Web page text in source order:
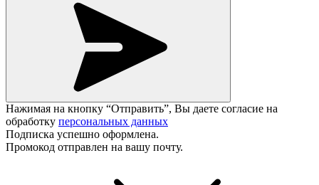
Нажимая на кнопку “Отправить”, Вы даете согласие на
обработку персональных данных
Подписка успешно оформлена.
Промокод отправлен на вашу почту.